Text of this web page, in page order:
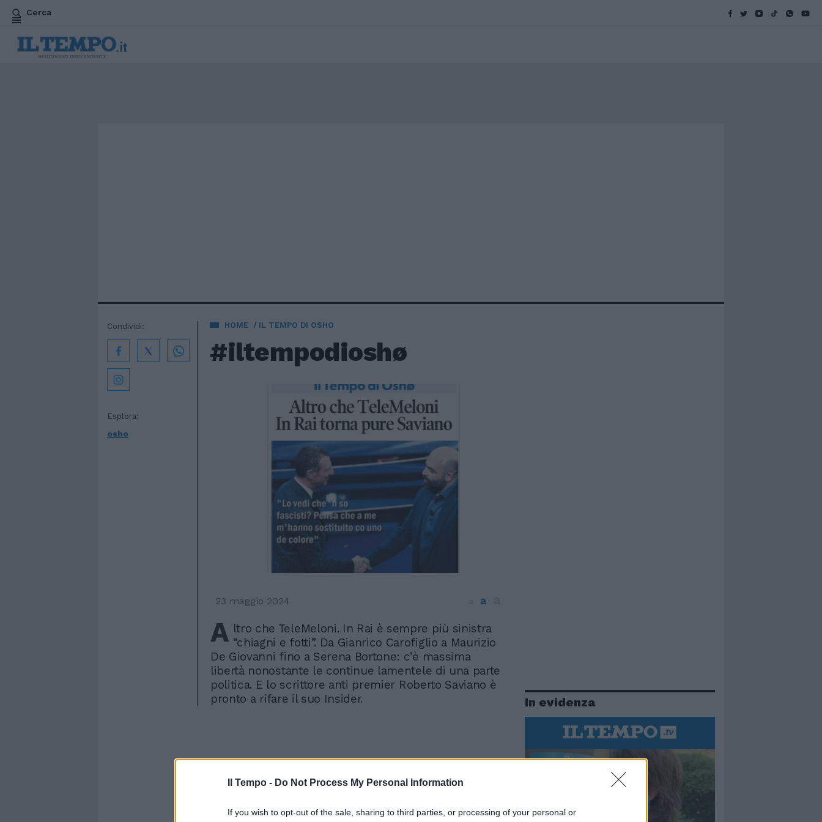
Il Tempo - Do Not Process My Personal Information
If you wish to opt-out of the sale, sharing to third parties, or processing of your personal or
Cerca
HOME IL TEMPO DI OSHO
#iltempodioshø
Esplora:
osho
Condividi:
23 maggio 2024 a
A ltro che TeleMeloni. In Rai è sempre più sinistra
“chiagni e fotti”. Da Gianrico Carofiglio a Maurizio
De Giovanni fino a Serena Bortone: c’è massima
libertà nonostante le continue lamentele di una parte
politica. E lo scrittore anti premier Roberto Saviano è
pronto a rifare il suo Insider.
In evidenza